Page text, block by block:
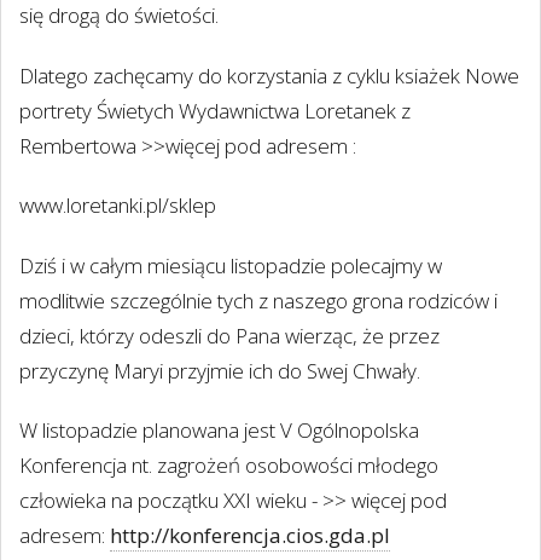
się drogą do świetości.
Dlatego zachęcamy do korzystania z cyklu ksiażek Nowe
portrety Świetych Wydawnictwa Loretanek z
Rembertowa >>więcej pod adresem :
www.loretanki.pl/sklep
Dziś i w całym miesiącu listopadzie polecajmy w
modlitwie szczególnie tych z naszego grona rodziców i
dzieci, którzy odeszli do Pana wierząc, że przez
przyczynę Maryi przyjmie ich do Swej Chwały.
W listopadzie planowana jest V Ogólnopolska
Konferencja nt. zagrożeń osobowości młodego
człowieka na początku XXI wieku - >> więcej pod
adresem: http://konferencja.cios.gda.pl